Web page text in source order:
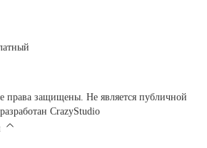
права защищены. Не является публичной
CrazyStudio